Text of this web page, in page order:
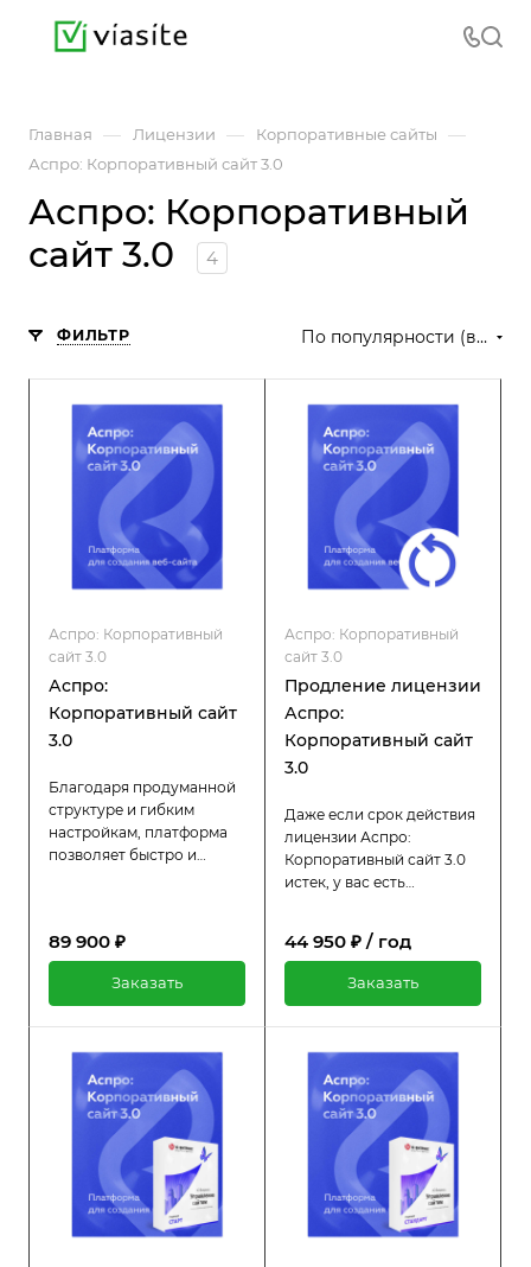
Главная — Лицензии — Корпоративные сайты —
Аспро: Корпоративный сайт 3.0
Аспро: Корпоративный
сайт 3.0
4
ФИЛЬТР По популярности (возрастание)
Аспро: Корпоративный
сайт 3.0
Аспро:
Корпоративный сайт
3.0
Благодаря продуманной
структуре и гибким
настройкам, платформа
позволяет быстро и
Встроенные тематические
модули значительно
ускоряют процесс
конкретные потребности
заказчика. Можно
использовать для
магазина с онлайн-
оплатой на редакции
Битрикс Старт.
89 900 ₽
Заказать
Аспро: Корпоративный
сайт 3.0
Продление лицензии
Аспро:
Корпоративный сайт
3.0
Даже если срок действия
лицензии Аспро:
Корпоративный сайт 3.0
истек, у вас есть
стоимости оригинальной
регулярными
обновлениями и
технической поддержкой.
44 950 ₽ / год
Заказать